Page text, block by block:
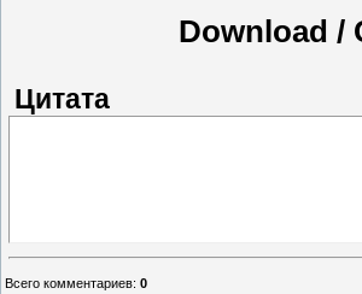
Download /
Цитата
Всего комментариев: 0